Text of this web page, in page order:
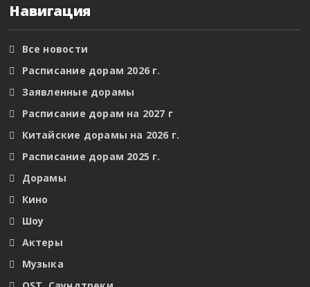
Навигация
Все новости
Расписание дорам 2026 г.
Заявленные дорамы
Расписание дорам на 2027 г
Китайские дорамы на 2026 г.
Расписание дорам 2025 г.
Дорамы
Кино
Шоу
Актеры
Музыка